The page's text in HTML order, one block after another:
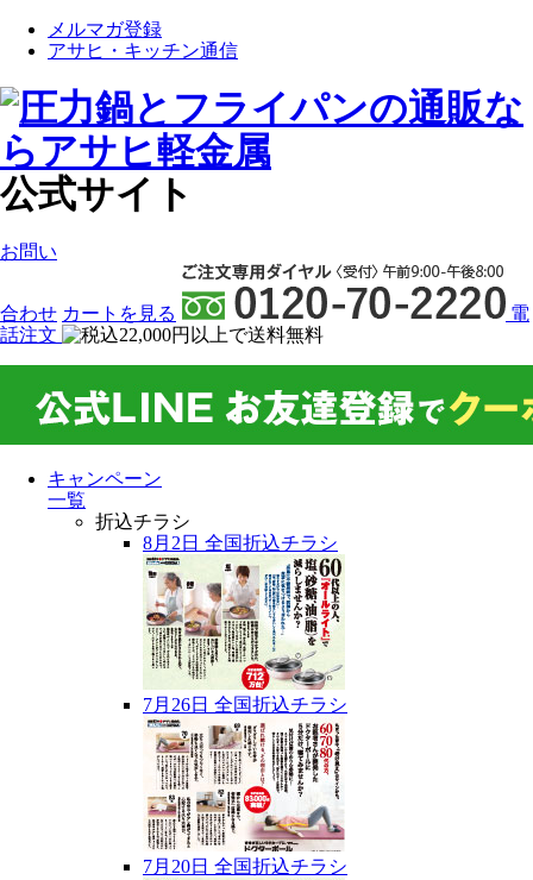
メルマガ登録
アサヒ・キッチン通信
公式サイト
お問い
合わせ カート を見る
電
話注文
キャンペーン
一覧
折込チラシ
8月2日 全国折込チラシ
7月26日 全国折込チラシ
7月20日 全国折込チラシ